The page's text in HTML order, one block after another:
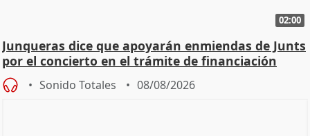
02:00
Junqueras dice que apoyarán enmiendas de Junts
por el concierto en el trámite de financiación
Sonido Totales 08/08/2026